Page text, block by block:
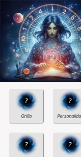
? ?
? ?